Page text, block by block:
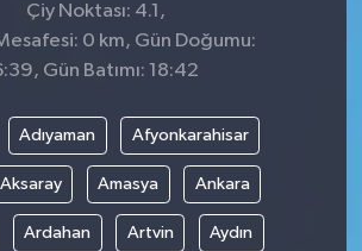
Çiy Noktası: 4.1,
0 km, Gün Doğumu:
Gün Batımı: 18:42
Adıyaman Afyonkarahisar
Aksaray Amasya Ankara
Ardahan Artvin Aydın